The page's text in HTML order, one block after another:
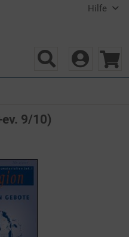
Hilfe
9/10)